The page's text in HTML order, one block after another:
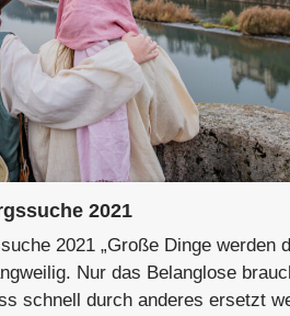
2021
2021 „Große Dinge werden
Nur das Belanglose
schnell durch anderes ersetzt